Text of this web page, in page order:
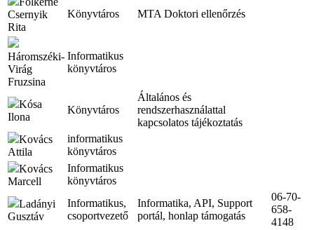
Csernyik
Rita
Könyvtáros MTA Doktori ellenőrzés
Háromszéki-
Virág
Fruzsina
Informatikus
könyvtáros
Kósa
Ilona
Könyvtáros
Általános és
rendszerhasználattal
kapcsolatos tájékoztatás
Kovács
Attila
informatikus
könyvtáros
Kovács
Marcell
Informatikus
könyvtáros
Ladányi
Gusztáv
Informatikus,
csoportvezető
Informatika, API, Support
portál, honlap támogatás
06-70-
658-
4148